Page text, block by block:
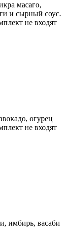
масаго,
и сырный соус.
не входят
огурец
не входят
имбирь, васаби